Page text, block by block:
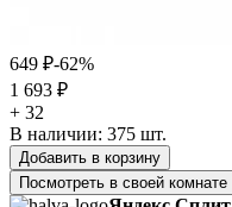
649 ₽-62%
1 693 ₽
+ 32
В наличии: 375 шт.
Добавить в корзину
Посмотреть в своей комнате